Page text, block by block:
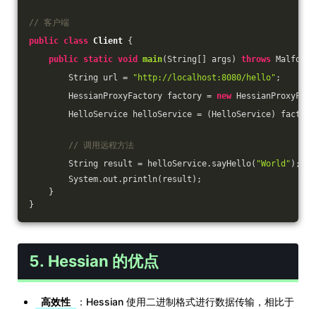
// 客户端
public class Client {
public static void main(String[] args) throws
String url =
"http://localhost:8080/hello" ;
HessianProxyFactory factory = new
HelloService helloService = (HelloService)
// 调用远程方法
String result = helloService.sayHello( "World" );
System.out.println(result);
}
}
5. Hessian 的优点
高效性
：Hessian 使用二进制格式进行数据传输，相比于